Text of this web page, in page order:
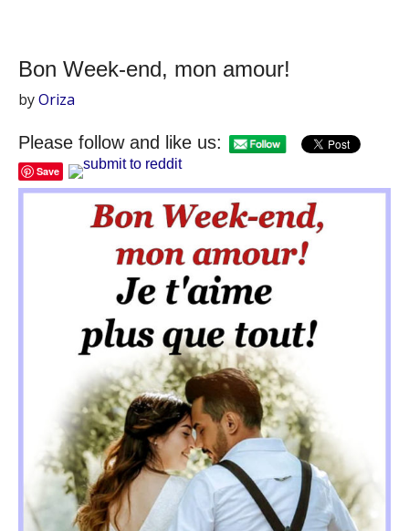
Bon Week-end, mon amour!
byOriza
Please follow and like us:
Save